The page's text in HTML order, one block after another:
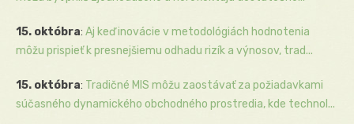
15. októbra: Aj keď inovácie v metodológiách hodnotenia
môžu prispieť k presnejšiemu odhadu rizík a výnosov, trad...
15. októbra: Tradičné MIS môžu zaostávať za požiadavkami
súčasného dynamického obchodného prostredia, kde technol...